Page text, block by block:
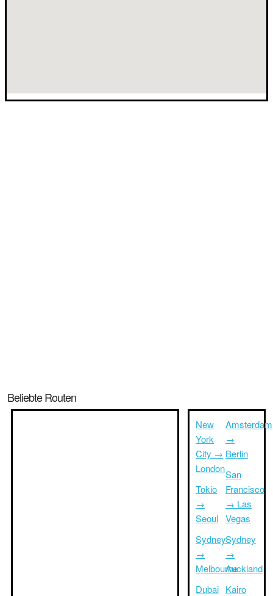
Beliebte Routen
New
York
City →
London
Tokio
→
Seoul
Sydney
→
Melbourne
Dubai
Amsterdam
→
Berlin
San
Francisco
→ Las
Vegas
Sydney
→
Auckland
Kairo